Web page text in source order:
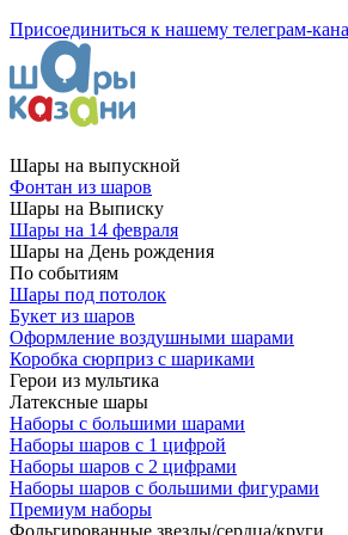
Присоединиться к нашему телеграм-
Шары на выпускной
Фонтан из шаров
Шары на Выписку
Шары на 14 февраля
Шары на День рождения
По событиям
Шары под потолок
Букет из шаров
Оформление воздушными шарами
Коробка сюрприз с шариками
Герои из мультика
Латексные шары
Наборы с большими шарами
Наборы шаров с 1 цифрой
Наборы шаров с 2 цифрами
Наборы шаров с большими фигурами
Премиум наборы
Фольгированные звезды/сердца/круги